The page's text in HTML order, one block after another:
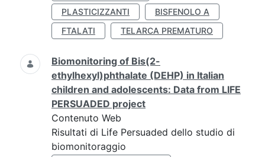
PLASTICIZZANTI
BISFENOLO A
FTALATI
TELARCA PREMATURO
Biomonitoring of Bis(2-
ethylhexyl)phthalate (DEHP) in Italian
children and adolescents: Data from LIFE
PERSUADED project
Contenuto Web
Risultati di Life Persuaded dello studio di
biomonitoraggio